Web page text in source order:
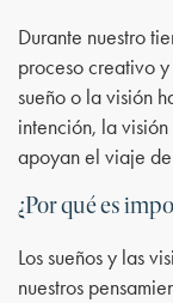
Durante nuestro
proceso creativo
sueño o la visión
intención, la
apoyan el viaje de
¿Por qué es
Los sueños y las
nuestros